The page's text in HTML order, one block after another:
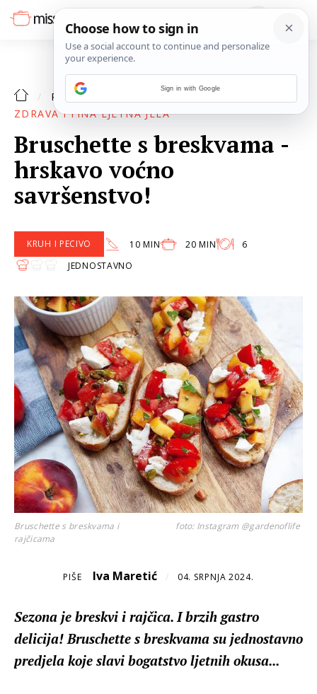
RECEPTI
ZDRAVA I FINA LJETNA JELA
Bruschette s breskvama -
hrskavo voćno
savršenstvo!
KRUH I PECIVO 10 MIN 20 MIN
6
JEDNOSTAVNO
Bruschette s breskvama i
rajčicama
foto: Instagram @gardenoflife
PIŠE Iva Maretić / 04. SRPNJA 2024.
Sezona je breskvi i rajčica. I brzih gastro
delicija! Bruschette s breskvama su jednostavno
predjela koje slavi bogatstvo ljetnih okusa...
Sign in with Google